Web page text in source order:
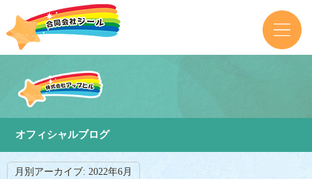
オフィシャルブログ
月別アーカイブ: 2022年6月